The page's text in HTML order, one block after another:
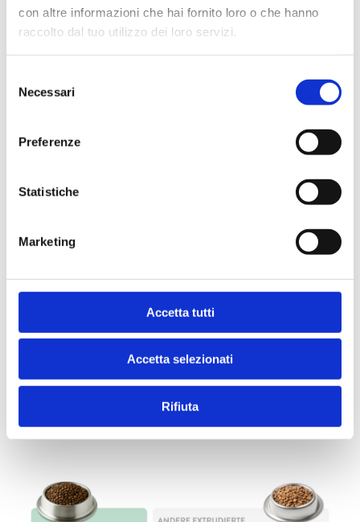
con altre informazioni che hai fornito loro o che hanno
raccolto dal tuo utilizzo dei loro servizi.
delNecessari
Preferenze
Statistiche
Marketing
Accetta tutti
Accetta selezionati
Rifiuta
Fütterungsempfehlung
EIN UNTERSCHIED, DEN SIE SPÜREN
KÖNNEN
Echte Qualität ist sofort erkennbar. Kroketten mit
echtem Fleisch als Hauptzutat, schonend
erhalten. Eine natürliche Textur und ein intensiver
Geschmack.